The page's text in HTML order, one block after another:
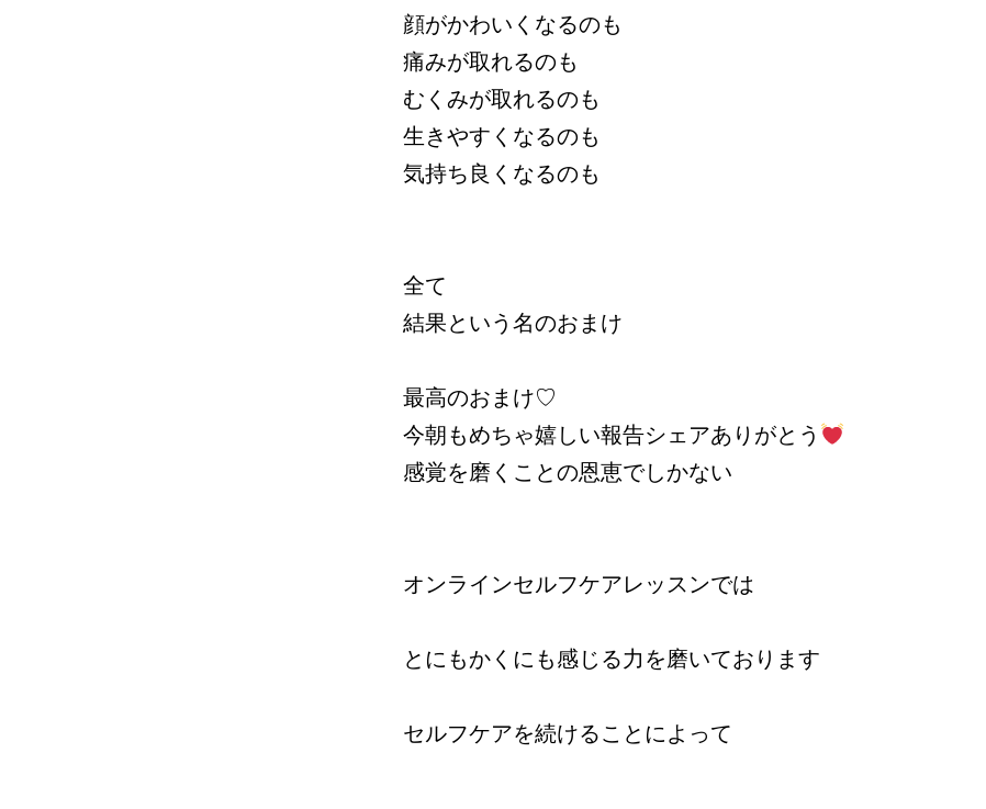
顔がかわいくなるのも
痛みが取れるのも
むくみが取れるのも
生きやすくなるのも
気持ち良くなるのも
全て
結果という名のおまけ
最高のおまけ♡
今朝もめちゃ嬉しい報告シェアありがとう
感覚を磨くことの恩恵でしかない
オンラインセルフケアレッスンでは
とにもかくにも感じる力を磨いております
セルフケアを続けることによって